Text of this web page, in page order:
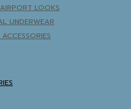
LOOKS
UNDERWEAR